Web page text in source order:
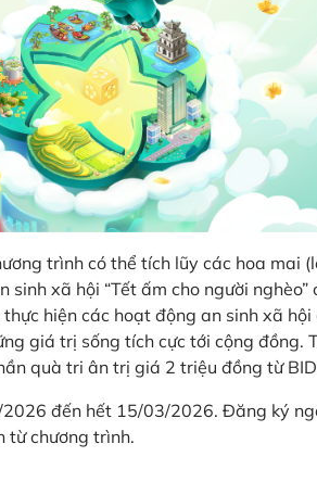
trình có thể tích lũy các hoa mai
xã hội “Tết ấm cho người
hiện các hoạt động an sinh xã
giá trị sống tích cực tới cộng đồng.
quà tri ân trị giá 2 triệu đồng từ
đến hết 15/03/2026. Đăng ký
từ chương trình.